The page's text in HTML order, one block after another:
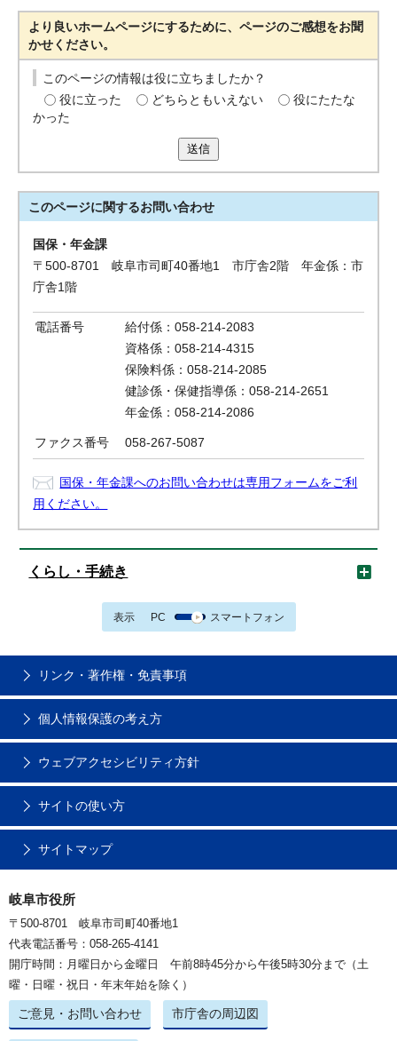
より良いホームページにするために、ページのご感想をお聞
かせください。
このページの情報は役に立ちましたか？
役に立った
どちらともいえない
役にたたな
かった
送信
このページに関するお問い合わせ
国保・年金課
〒500-8701 岐阜市司町40番地1 市庁舎2階 年金係：市
庁舎1階
電話番号
給付係：058-214-2083
資格係：058-214-4315
保険料係：058-214-2085
健診係・保健指導係：058-214-2651
年金係：058-214-2086
ファクス番号 058-267-5087
国保・年金課へのお問い合わせは専用フォームをご利
用ください。
くらし・手続き
表示 PC スマートフォン
リンク・著作権・免責事項
個人情報保護の考え方
ウェブアクセシビリティ方針
サイトの使い方
サイトマップ
岐阜市役所
〒500-8701 岐阜市司町40番地1
代表電話番号：058-265-4141
開庁時間：月曜日から金曜日 午前8時45分から午後5時30分まで（土
曜・日曜・祝日・年末年始を除く）
ご意見・お問い合わせ 市庁舎の周辺図